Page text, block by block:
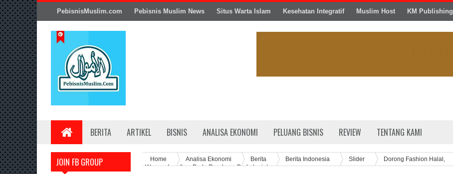
PebisnisMuslim.com Pebisnis Muslim News Situs Warta Islam Kesehatan Integratif Muslim Host KM Publishing
BERITA ARTIKEL BISNIS ANALISA EKONOMI PELUANG BISNIS REVIEW TENTANG KAMI
JOIN FB GROUP Home Analisa Ekonomi Berita Berita Indonesia Slider
Dorong Fashion Halal,
Wapres Ingatkan Perlu Roadmap Berkelanjutan